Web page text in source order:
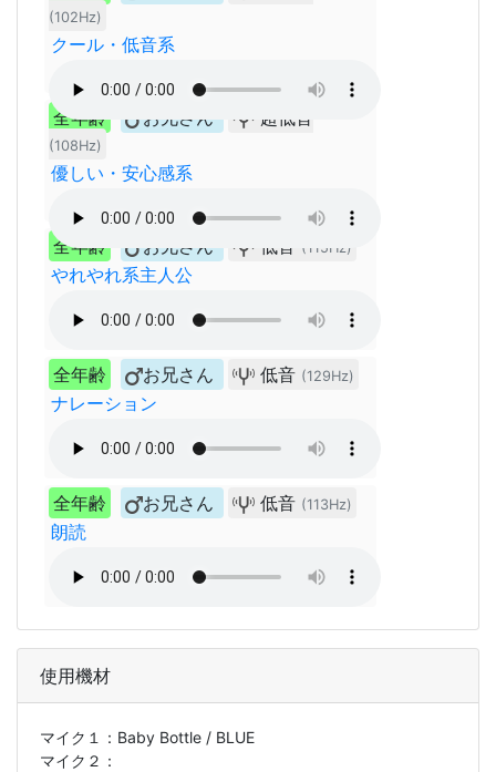
(102Hz)
クール・低音系
全年齢 お兄さん 超低音
(108Hz)
優しい・安心感系
全年齢 お兄さん 低音 (115Hz)
やれやれ系主人公
全年齢 お兄さん 低音 (129Hz)
ナレーション
全年齢 お兄さん 低音 (113Hz)
朗読
使用機材
マイク１： Baby Bottle / BLUE
マイク２：